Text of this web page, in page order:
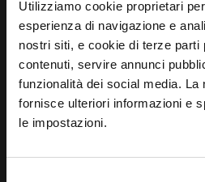
Utilizziamo cookie proprietari
esperienza di navigazione e
nostri siti, e cookie di terze parti
contenuti, servire annunci
funzionalità dei social media. La
fornisce ulteriori informazioni e
le impostazioni.